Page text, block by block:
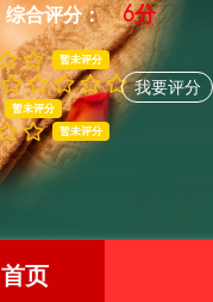
综合评分： 6分
暂未评分
暂未评分
暂未评分
我要评分
首页